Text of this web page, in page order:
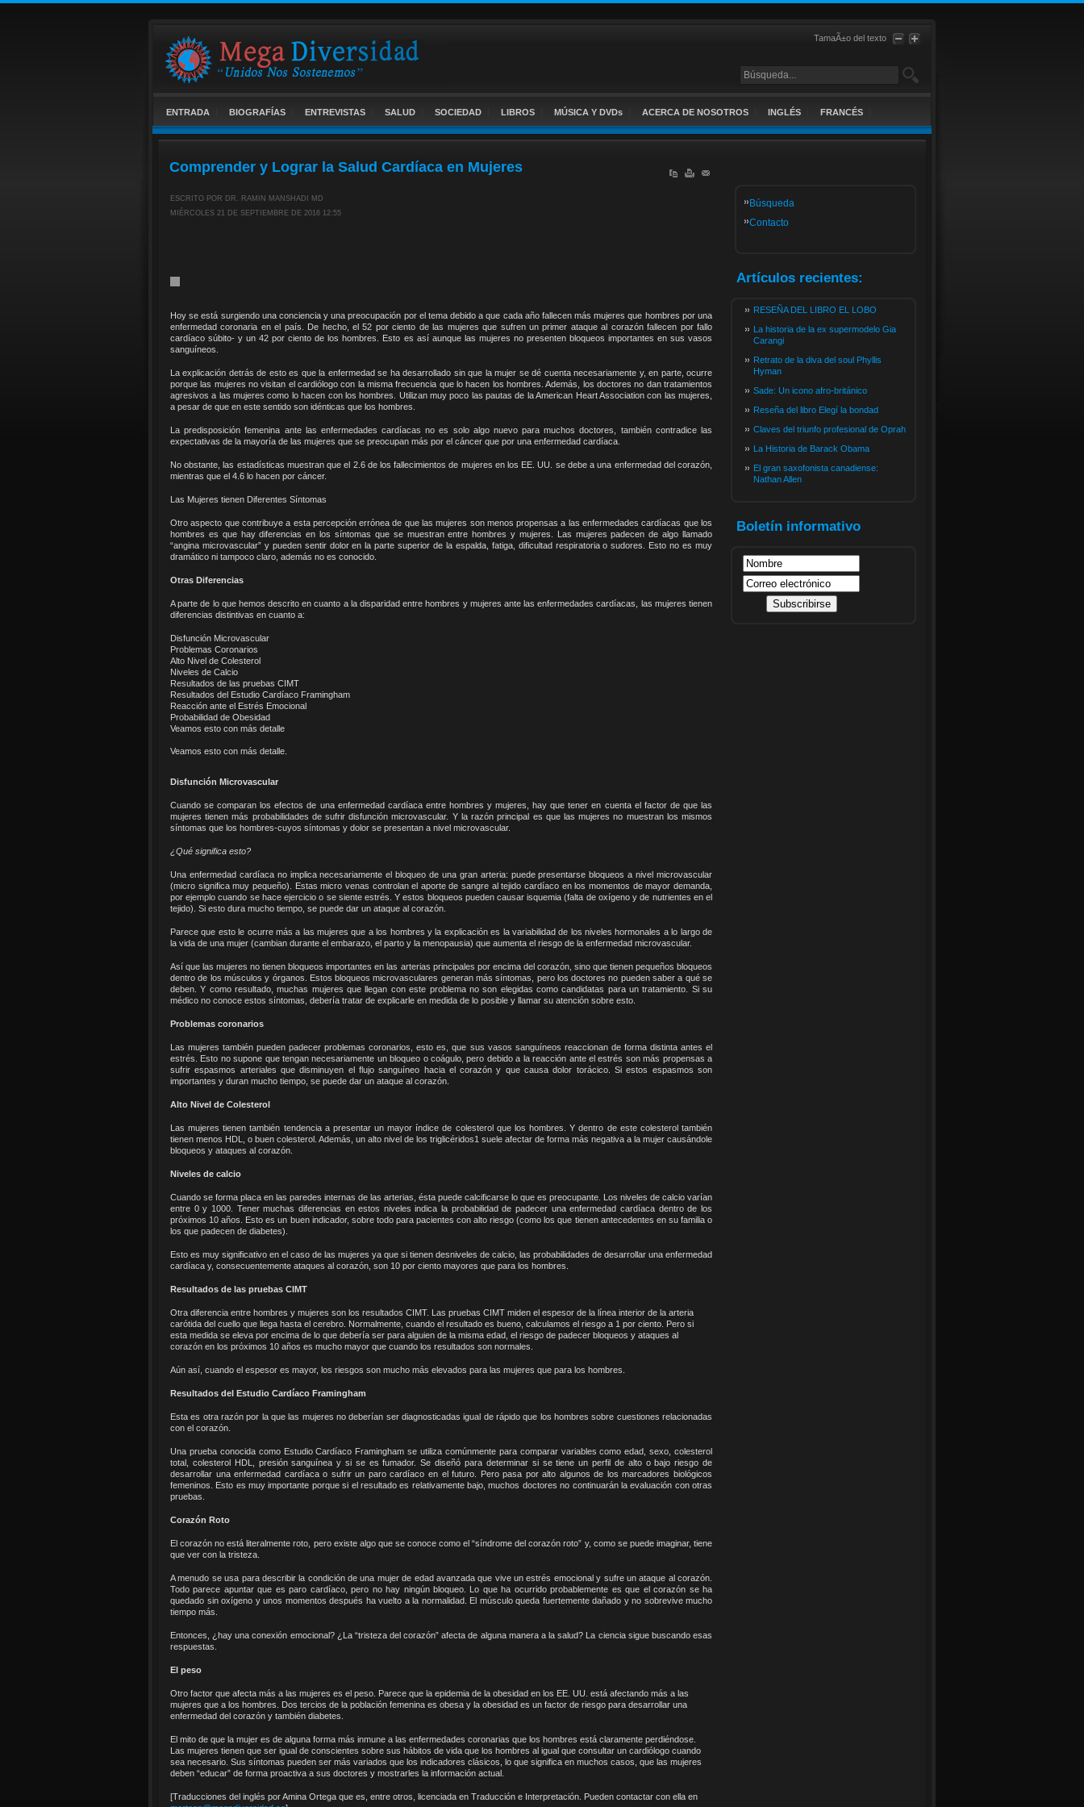
TamaÃ±o del texto
ENTRADA BIOGRAFÍAS ENTREVISTAS SALUD SOCIEDAD LIBROS MÚSICA Y DVDs ACERCA DE NOSOTROS INGLÉS FRANCÉS
Búsqueda
Contacto
Artículos recientes:
RESEÑA DEL LIBRO EL LOBO
La historia de la ex supermodelo Gia
Carangi
Retrato de la diva del soul Phyllis
Hyman
Sade: Un icono afro-británico
Reseña del libro Elegí la bondad
Claves del triunfo profesional de Oprah
La Historia de Barack Obama
El gran saxofonista canadiense:
Nathan Allen
Boletín informativo
Comprender y Lograr la Salud Cardíaca en Mujeres
ESCRITO POR DR. RAMIN MANSHADI MD
MIÉRCOLES 21 DE SEPTIEMBRE DE 2016 12:55
Hoy se está surgiendo una conciencia y una preocupación por el tema debido a que cada año fallecen más mujeres que hombres por una
enfermedad coronaria en el país. De hecho, el 52 por ciento de las mujeres que sufren un primer ataque al corazón fallecen por fallo
cardíaco súbito- y un 42 por ciento de los hombres. Esto es así aunque las mujeres no presenten bloqueos importantes en sus vasos
sanguíneos.
La explicación detrás de esto es que la enfermedad se ha desarrollado sin que la mujer se dé cuenta necesariamente y, en parte, ocurre
porque las mujeres no visitan el cardiólogo con la misma frecuencia que lo hacen los hombres. Además, los doctores no dan tratamientos
agresivos a las mujeres como lo hacen con los hombres. Utilizan muy poco las pautas de la American Heart Association con las mujeres,
a pesar de que en este sentido son idénticas que los hombres.
La predisposición femenina ante las enfermedades cardíacas no es solo algo nuevo para muchos doctores, también contradice las
expectativas de la mayoría de las mujeres que se preocupan más por el cáncer que por una enfermedad cardíaca.
No obstante, las estadísticas muestran que el 2.6 de los fallecimientos de mujeres en los EE. UU. se debe a una enfermedad del corazón,
mientras que el 4.6 lo hacen por cáncer.
Las Mujeres tienen Diferentes Síntomas
Otro aspecto que contribuye a esta percepción errónea de que las mujeres son menos propensas a las enfermedades cardíacas que los
hombres es que hay diferencias en los síntomas que se muestran entre hombres y mujeres. Las mujeres padecen de algo llamado
“angina microvascular” y pueden sentir dolor en la parte superior de la espalda, fatiga, dificultad respiratoria o sudores. Esto no es muy
dramático ni tampoco claro, además no es conocido.
Otras Diferencias
A parte de lo que hemos descrito en cuanto a la disparidad entre hombres y mujeres ante las enfermedades cardíacas, las mujeres tienen
diferencias distintivas en cuanto a:
Disfunción Microvascular
Problemas Coronarios
Alto Nivel de Colesterol
Niveles de Calcio
Resultados de las pruebas CIMT
Resultados del Estudio Cardíaco Framingham
Reacción ante el Estrés Emocional
Probabilidad de Obesidad
Veamos esto con más detalle
Veamos esto con más detalle.
Disfunción Microvascular
Cuando se comparan los efectos de una enfermedad cardíaca entre hombres y mujeres, hay que tener en cuenta el factor de que las
mujeres tienen más probabilidades de sufrir disfunción microvascular. Y la razón principal es que las mujeres no muestran los mismos
síntomas que los hombres-cuyos síntomas y dolor se presentan a nivel microvascular.
¿Qué significa esto?
Una enfermedad cardíaca no implica necesariamente el bloqueo de una gran arteria: puede presentarse bloqueos a nivel microvascular
(micro significa muy pequeño). Estas micro venas controlan el aporte de sangre al tejido cardíaco en los momentos de mayor demanda,
por ejemplo cuando se hace ejercicio o se siente estrés. Y estos bloqueos pueden causar isquemia (falta de oxígeno y de nutrientes en el
tejido). Si esto dura mucho tiempo, se puede dar un ataque al corazón.
Parece que esto le ocurre más a las mujeres que a los hombres y la explicación es la variabilidad de los niveles hormonales a lo largo de
la vida de una mujer (cambian durante el embarazo, el parto y la menopausia) que aumenta el riesgo de la enfermedad microvascular.
Así que las mujeres no tienen bloqueos importantes en las arterias principales por encima del corazón, sino que tienen pequeños bloqueos
dentro de los músculos y órganos. Estos bloqueos microvasculares generan más síntomas, pero los doctores no pueden saber a qué se
deben. Y como resultado, muchas mujeres que llegan con este problema no son elegidas como candidatas para un tratamiento. Si su
médico no conoce estos síntomas, debería tratar de explicarle en medida de lo posible y llamar su atención sobre esto.
Problemas coronarios
Las mujeres también pueden padecer problemas coronarios, esto es, que sus vasos sanguíneos reaccionan de forma distinta antes el
estrés. Esto no supone que tengan necesariamente un bloqueo o coágulo, pero debido a la reacción ante el estrés son más propensas a
sufrir espasmos arteriales que disminuyen el flujo sanguíneo hacia el corazón y que causa dolor torácico. Si estos espasmos son
importantes y duran mucho tiempo, se puede dar un ataque al corazón.
Alto Nivel de Colesterol
Las mujeres tienen también tendencia a presentar un mayor índice de colesterol que los hombres. Y dentro de este colesterol también
tienen menos HDL, o buen colesterol. Además, un alto nivel de los triglicéridos1 suele afectar de forma más negativa a la mujer causándole
bloqueos y ataques al corazón.
Niveles de calcio
Cuando se forma placa en las paredes internas de las arterias, ésta puede calcificarse lo que es preocupante. Los niveles de calcio varían
entre 0 y 1000. Tener muchas diferencias en estos niveles indica la probabilidad de padecer una enfermedad cardíaca dentro de los
próximos 10 años. Esto es un buen indicador, sobre todo para pacientes con alto riesgo (como los que tienen antecedentes en su familia o
los que padecen de diabetes).
Esto es muy significativo en el caso de las mujeres ya que si tienen desniveles de calcio, las probabilidades de desarrollar una enfermedad
cardíaca y, consecuentemente ataques al corazón, son 10 por ciento mayores que para los hombres.
Resultados de las pruebas CIMT
Otra diferencia entre hombres y mujeres son los resultados CIMT. Las pruebas CIMT miden el espesor de la línea interior de la arteria
carótida del cuello que llega hasta el cerebro. Normalmente, cuando el resultado es bueno, calculamos el riesgo a 1 por ciento. Pero si
esta medida se eleva por encima de lo que debería ser para alguien de la misma edad, el riesgo de padecer bloqueos y ataques al
corazón en los próximos 10 años es mucho mayor que cuando los resultados son normales.
Aún así, cuando el espesor es mayor, los riesgos son mucho más elevados para las mujeres que para los hombres.
Resultados del Estudio Cardíaco Framingham
Esta es otra razón por la que las mujeres no deberían ser diagnosticadas igual de rápido que los hombres sobre cuestiones relacionadas
con el corazón.
Una prueba conocida como Estudio Cardíaco Framingham se utiliza comúnmente para comparar variables como edad, sexo, colesterol
total, colesterol HDL, presión sanguínea y si se es fumador. Se diseñó para determinar si se tiene un perfil de alto o bajo riesgo de
desarrollar una enfermedad cardíaca o sufrir un paro cardíaco en el futuro. Pero pasa por alto algunos de los marcadores biológicos
femeninos. Esto es muy importante porque si el resultado es relativamente bajo, muchos doctores no continuarán la evaluación con otras
pruebas.
Corazón Roto
El corazón no está literalmente roto, pero existe algo que se conoce como el “síndrome del corazón roto” y, como se puede imaginar, tiene
que ver con la tristeza.
A menudo se usa para describir la condición de una mujer de edad avanzada que vive un estrés emocional y sufre un ataque al corazón.
Todo parece apuntar que es paro cardíaco, pero no hay ningún bloqueo. Lo que ha ocurrido probablemente es que el corazón se ha
quedado sin oxígeno y unos momentos después ha vuelto a la normalidad. El músculo queda fuertemente dañado y no sobrevive mucho
tiempo más.
Entonces, ¿hay una conexión emocional? ¿La “tristeza del corazón” afecta de alguna manera a la salud? La ciencia sigue buscando esas
respuestas.
El peso
Otro factor que afecta más a las mujeres es el peso. Parece que la epidemia de la obesidad en los EE. UU. está afectando más a las
mujeres que a los hombres. Dos tercios de la población femenina es obesa y la obesidad es un factor de riesgo para desarrollar una
enfermedad del corazón y también diabetes.
El mito de que la mujer es de alguna forma más inmune a las enfermedades coronarias que los hombres está claramente perdiéndose.
Las mujeres tienen que ser igual de conscientes sobre sus hábitos de vida que los hombres al igual que consultar un cardiólogo cuando
sea necesario. Sus síntomas pueden ser más variados que los indicadores clásicos, lo que significa en muchos casos, que las mujeres
deben “educar” de forma proactiva a sus doctores y mostrarles la información actual.
[Traducciones del inglés por Amina Ortega que es, entre otros, licenciada en Traducción e Interpretación. Pueden contactar con ella en